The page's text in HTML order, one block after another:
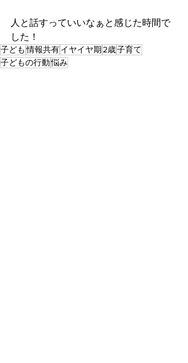
人と話すっていいなぁと感じた時間で
した！
子ども 情報共有イヤイヤ期 2歳子育て
子どもの行動悩み